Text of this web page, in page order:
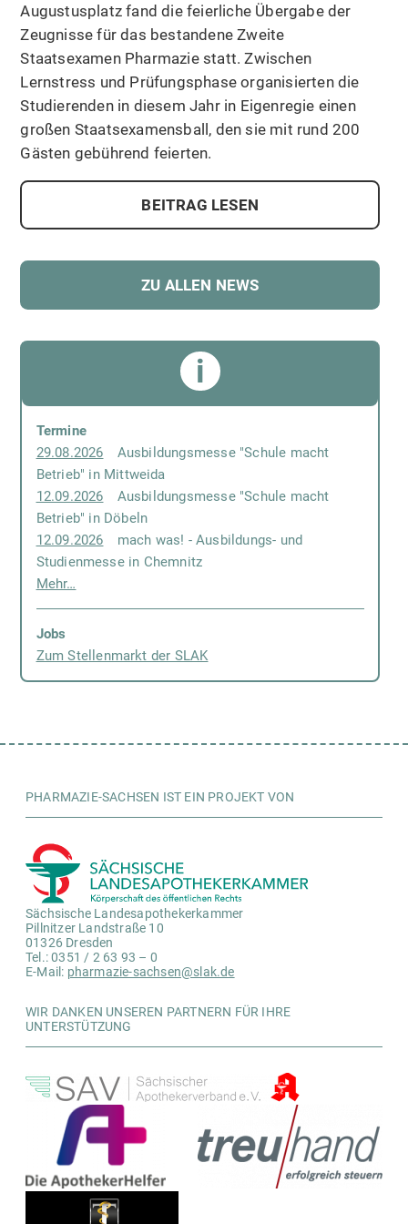
Augustusplatz fand die feierliche Übergabe der
Zeugnisse für das bestandene Zweite
Staatsexamen Pharmazie statt. Zwischen
Lernstress und Prüfungsphase organisierten die
Studierenden in diesem Jahr in Eigenregie einen
großen Staatsexamensball, den sie mit rund 200
Gästen gebührend feierten.
BEITRAG LESEN
ZU ALLEN NEWS
i
Termine
29.08.2026
Ausbildungsmesse "Schule macht
Betrieb" in Mittweida
12.09.2026
Ausbildungsmesse "Schule macht
Betrieb" in Döbeln
12.09.2026
mach was! - Ausbildungs- und
Studienmesse in Chemnitz
Mehr…
Jobs
Zum Stellenmarkt der SLAK
PHARMAZIE-SACHSEN IST EIN PROJEKT VON
Sächsische Landesapothekerkammer
Pillnitzer Landstraße 10
01326 Dresden
Tel.: 0351 / 2 63 93 – 0
E-Mail: pharmazie-sachsen@slak.de
WIR DANKEN UNSEREN PARTNERN FÜR IHRE
UNTERSTÜTZUNG